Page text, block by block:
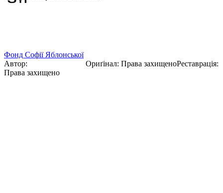
Фонд Софії Яблонської
Автор:
Ориґінал: Права захищеноРеставрація:
Права захищено